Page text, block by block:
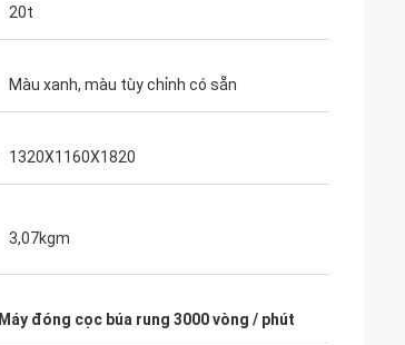
20t
Màu xanh, màu tùy chỉnh có sẵn
1320X1160X1820
3,07kgm
Máy đóng cọc búa rung 3000 vòng / phút